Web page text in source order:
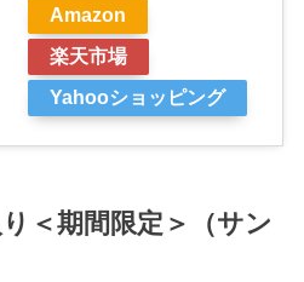
Amazon
楽天市場
Yahooショッピング
＜期間限定＞（サン